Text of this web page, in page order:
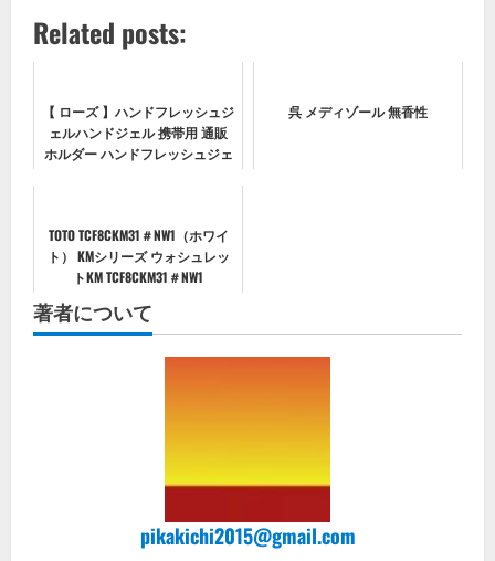
Related posts:
【 ローズ 】ハンドフレッシュジ
ェルハンドジェル 携帯用 通販
ホルダー ハンドフレッシュジェ
ズ ...
呉 メディゾール 無香性
TOTO TCF8CKM31＃NW1（ホワイ
ト） KMシリーズ ウォシュレッ
トKM TCF8CKM31＃NW1
著者について
pikakichi2015@gmail.com